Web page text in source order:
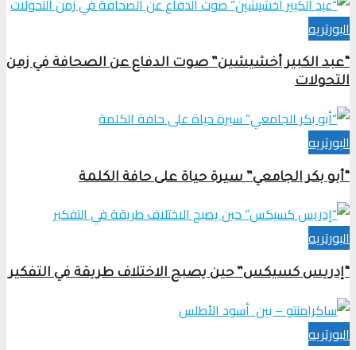
البورتريه
“عبد الكبير أخشيشين” صوت الدفاع عن الصحافة في زمن
التحولات
البورتريه
“أبو بكر الجامعي” سيرة حياة على حافة الكلمة
البورتريه
“إدريس كسيكس” حين يصبح الاختلاف طريقة في التفكير
البورتريه